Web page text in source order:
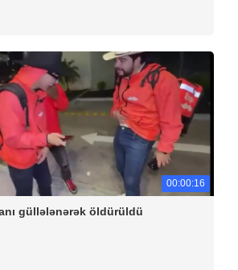
00:00:16
güllələnərək öldürüldü